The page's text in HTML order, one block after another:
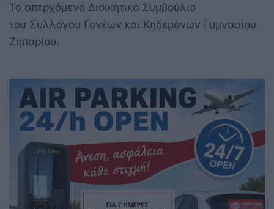
Το απερχόμενο Διοικητικό Συμβούλιο
του Συλλόγου Γονέων και Κηδεμόνων Γυμνασίου
Ζηπαρίου.